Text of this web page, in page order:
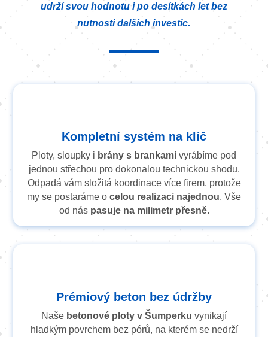
udrží svou hodnotu i po desítkách let bez
nutnosti dalších investic.
Kompletní systém na klíč
Ploty, sloupky i brány s brankami vyrábíme pod
jednou střechou pro dokonalou technickou shodu.
Odpadá vám složitá koordinace více firem, protože
my se postaráme o celou realizaci najednou. Vše
od nás pasuje na milimetr přesně.
Prémiový beton bez údržby
Naše betonové ploty v Šumperku vynikají
hladkým povrchem bez pórů, na kterém se nedrží